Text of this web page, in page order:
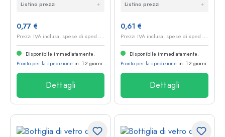
Listino prezzi
0,77 €
P
rezzi IVA inclusa, spese di spedizione escluse
Disponibile immediatamente.
Pronto per la spedizione in: 1-2 giorni
Dettagli
Listino prezzi
0,61 €
P
rezzi IVA inclusa, spese di spedizione escluse
Disponibile immediatamente.
Pronto per la spedizione in: 1-2 giorni
Dettagli